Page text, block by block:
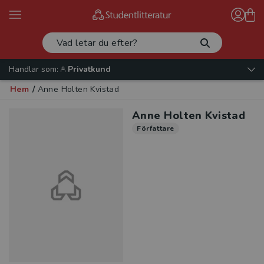
Handlar som:
Privatkund
Hem / Anne Holten Kvistad
Anne Holten Kvistad
Författare